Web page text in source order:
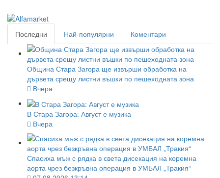
Последни Най-популярни Коментари
Община Стара Загора ще извърши обработка на
дървета срещу листни въшки по пешеходната зона
Вчера
В Стара Загора: Август е музика
Вчера
Спасиха мъж с рядка в света дисекация на коремна
аорта чрез безкръвна операция в УМБАЛ „Тракия“